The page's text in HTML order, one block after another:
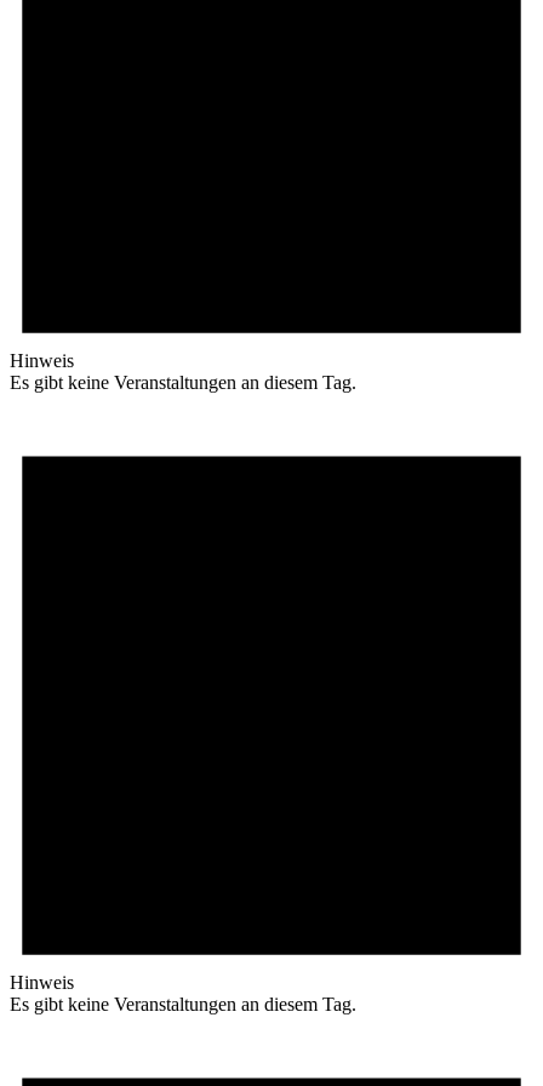
Hinweis
Es gibt keine Veranstaltungen an diesem Tag.
Hinweis
Es gibt keine Veranstaltungen an diesem Tag.